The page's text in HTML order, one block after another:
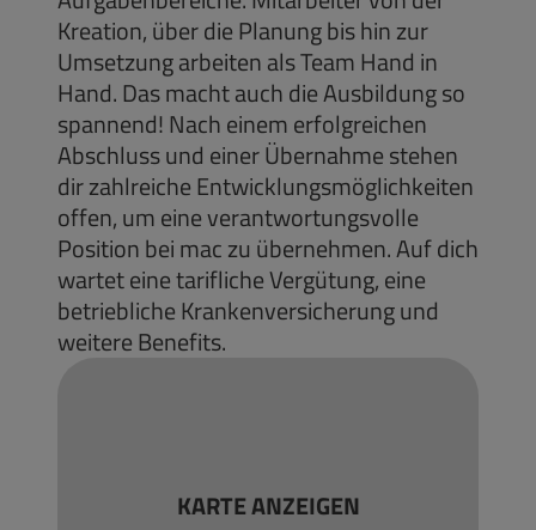
Kreation, über die Planung bis hin zur
Umsetzung arbeiten als Team Hand in
Hand. Das macht auch die Ausbildung so
spannend! Nach einem erfolgreichen
Abschluss und einer Übernahme stehen
dir zahlreiche Entwicklungsmöglichkeiten
offen, um eine verantwortungsvolle
Position bei mac zu übernehmen. Auf dich
wartet eine tarifliche Vergütung, eine
betriebliche Krankenversicherung und
weitere Benefits.
KARTE ANZEIGEN